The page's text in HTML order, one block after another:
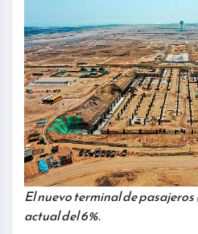
El nuevo terminal de
actual del 6%.